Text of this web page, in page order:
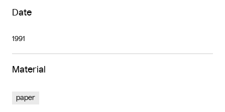
Date
1991
Material
paper